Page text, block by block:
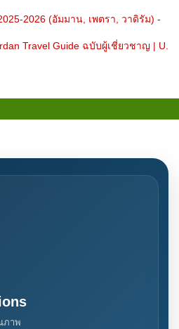
2026 (อัมมาน, เพตรา, วาดิรัม) -
Travel Guide ฉบับผู้เชี่ยวชาญ | U.
ภาพ